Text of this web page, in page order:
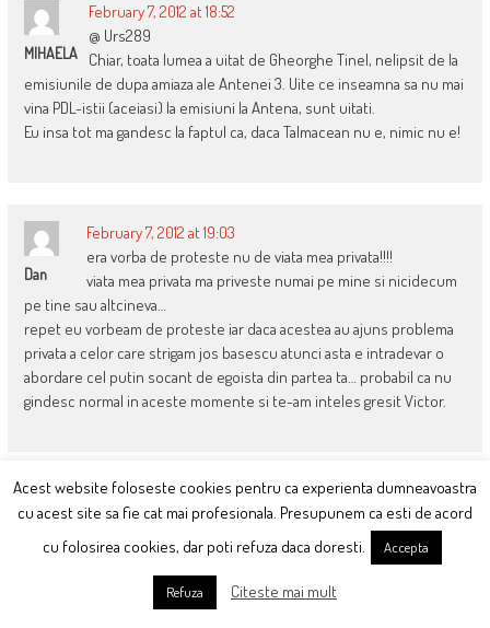
MIHAELA
February 7, 2012 at 18:52
@ Urs289
Chiar, toata lumea a uitat de Gheorghe Tinel, nelipsit de la
emisiunile de dupa amiaza ale Antenei 3. Uite ce inseamna sa nu mai
vina PDL-istii (aceiasi) la emisiuni la Antena, sunt uitati.
Eu insa tot ma gandesc la faptul ca, daca Talmacean nu e, nimic nu e!
Dan
February 7, 2012 at 19:03
era vorba de proteste nu de viata mea privata!!!!
viata mea privata ma priveste numai pe mine si nicidecum
pe tine sau altcineva…
repet eu vorbeam de proteste iar daca acestea au ajuns problema
privata a celor care strigam jos basescu atunci asta e intradevar o
abordare cel putin socant de egoista din partea ta… probabil ca nu
gindesc normal in aceste momente si te-am inteles gresit Victor.
Danp
February 7, 2012 at 19:09
1) legat de Petrescu: am avut electricieni in guvern, de ce
nu am avea si mecanici?
2) legat de Rosia Montana: MRU a cerut UDMR sa-si schimbe
ministrii. O avea legatura cu faptul ca Borbely nu dadea avizul de
Acest website foloseste cookies pentru ca experienta dumneavoastra
cu acest site sa fie cat mai profesionala. Presupunem ca esti de acord
cu folosirea cookies, dar poti refuza daca doresti.
Accepta
Refuza Citeste mai mult